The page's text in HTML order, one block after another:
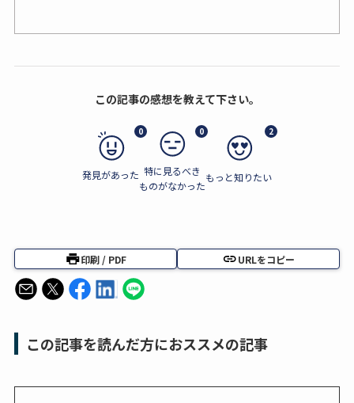
この記事の感想を教えて下さい。
0
発見があった
0
特に見るべき
ものがなかった
2
もっと知りたい
印刷 / PDF URLをコピー
この記事を読んだ方におススメの記事